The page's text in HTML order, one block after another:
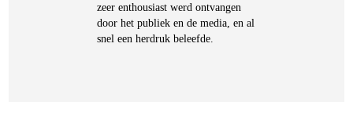
zeer enthousiast werd ontvangen
door het publiek en de media, en al
snel een herdruk beleefde.